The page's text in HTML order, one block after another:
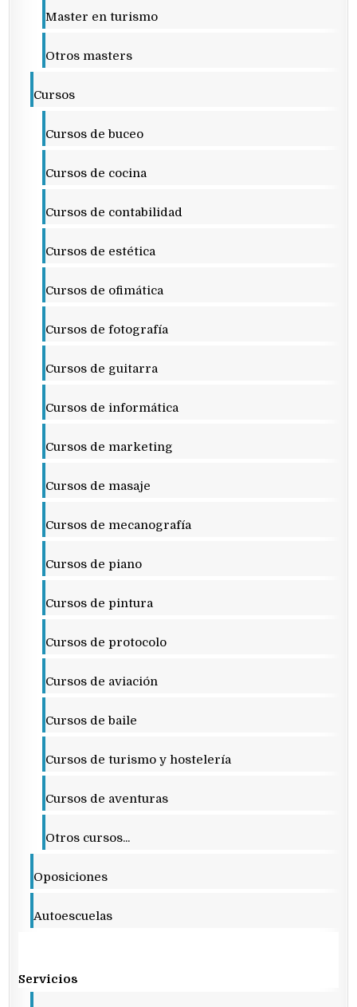
Master en turismo
Otros masters
Cursos
Cursos de buceo
Cursos de cocina
Cursos de contabilidad
Cursos de estética
Cursos de ofimática
Cursos de fotografía
Cursos de guitarra
Cursos de informática
Cursos de marketing
Cursos de masaje
Cursos de mecanografía
Cursos de piano
Cursos de pintura
Cursos de protocolo
Cursos de aviación
Cursos de baile
Cursos de turismo y hostelería
Cursos de aventuras
Otros cursos...
Oposiciones
Autoescuelas
Servicios